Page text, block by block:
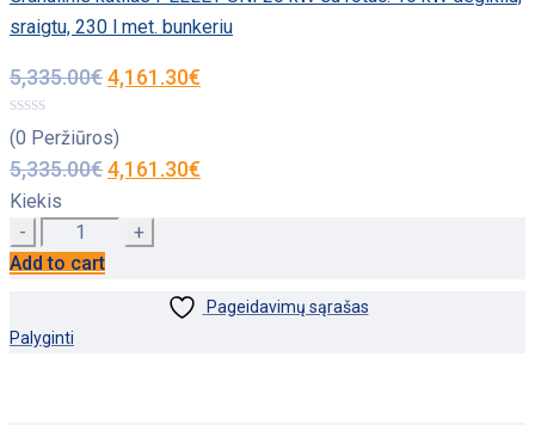
sraigtu, 230 l met. bunkeriu
5,335.00€4,161.30€
(0 Peržiūros)
5,335.00€4,161.30€
Kiekis
Quantity
Add to cart
Pageidavimų sąrašas
Palyginti